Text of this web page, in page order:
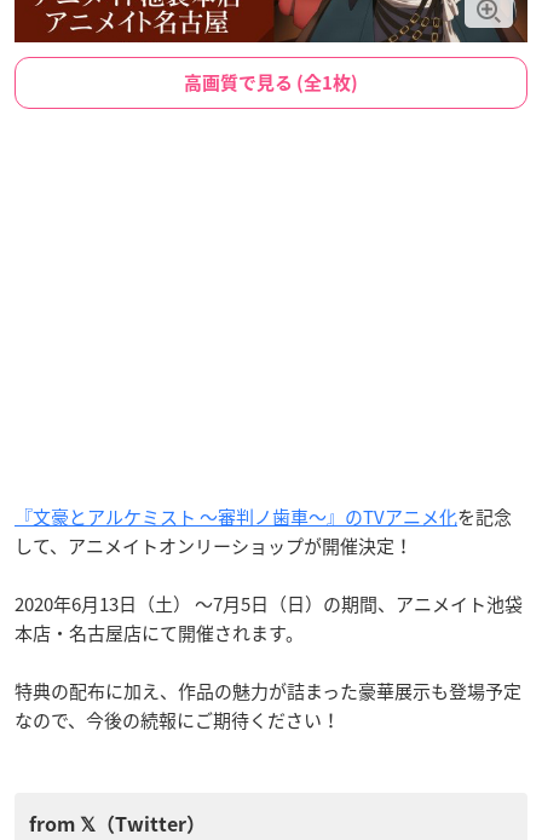
高画質で見る (全1枚)
『文豪とアルケミスト ～審判ノ歯車～』のTVアニメ化を記念
して、アニメイトオンリーショップが開催決定！
2020年6月13日（土） ～7月5日（日）の期間、アニメイト池袋
本店・名古屋店にて開催されます。
特典の配布に加え、作品の魅力が詰まった豪華展示も登場予定
なので、今後の続報にご期待ください！